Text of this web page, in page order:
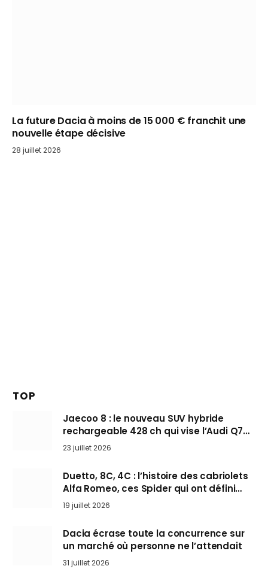
La future Dacia à moins de 15 000 € franchit une
nouvelle étape décisive
28 juillet 2026
TOP
Jaecoo 8 : le nouveau SUV hybride
rechargeable 428 ch qui vise l’Audi Q7
arrive en Europe cet automne
23 juillet 2026
Duetto, 8C, 4C : l’histoire des cabriolets
Alfa Romeo, ces Spider qui ont défini
l’art de rouler cheveux au vent
19 juillet 2026
Dacia écrase toute la concurrence sur
un marché où personne ne l’attendait
31 juillet 2026